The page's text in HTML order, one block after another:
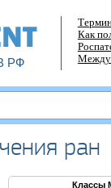
РФ
Как
ран
Классы